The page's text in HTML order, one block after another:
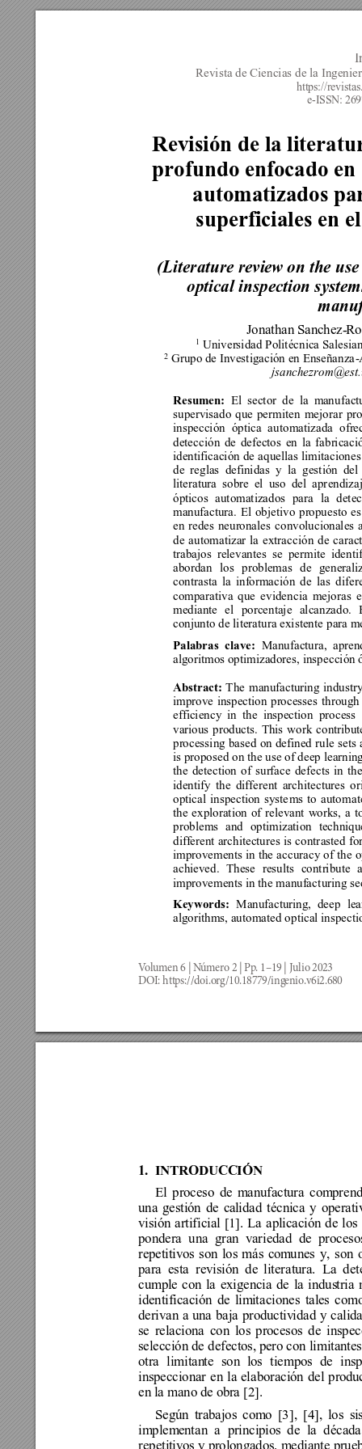
Revista de Ciencias de la
https://
e-ISSN:
Revisión de la
profundo enfocado
automatizados
superficiales en
(Literature review on the
optical inspection system
Jonathan Sanchez-Ro
1 Universidad Politécnica
2 Grupo de Investigación en Enseñanza-
Resumen: El sector de la man
supervisado que permiten mejorar
inspección óptica automatizada
detección de defectos en la
identificación de aquellas
de reglas definidas y la gestión
literatura sobre el uso del apr
ópticos automatizados para la
manufactura. El objetivo propuesto
en redes neuronales convolucionales
de automatizar la extracción de
trabajos relevantes se permite
abordan los problemas de
contrasta la información de las d
comparativa que evidencia mejoras
mediante el porcentaje alcanzado.
conjunto de literatura existente para
Palabras clave:
Manufactura,
algoritmos optimizadores, inspección
Abstract: The manufacturing
improve inspection processes
efficiency in the inspection pro
various products. This work
processing based on defined rule sets
is proposed on the use of deep
the detection of surface defects in
identify the different architectures
optical inspection systems to auto
the exploration of relevant works, a
problems and optimization
different architectures is contrasted
improvements in the accuracy of the
achieved. These results
improvements in the manufacturing
Keywords: Manufacturing, deep
algorithms, automated optical
Volumen 6 | Número 2 | Pp. 1–19 | Julio 2023
DOI: https://doi.org/10.18779/ingenio.v6i2.680
1. INTRODUCCIÓN
El proceso de manufactura compr
una gestión de calidad técnica y
visión artificial
[1] . La aplicación de los
pondera una gran variedad de
repetitivos son los más comunes y, son
para esta revisión de literatura. La
cumple con la exigencia de la industria
identificación de limitaciones tales
derivan a una baja productividad y
se relaciona con los procesos de
selección de defectos, pero con
otra limitante son los tiempos de
inspeccionar en la elaboración del pro
en la mano de obra 2] .
Según trabajos como [3] , [4], los
implementan a principios de la